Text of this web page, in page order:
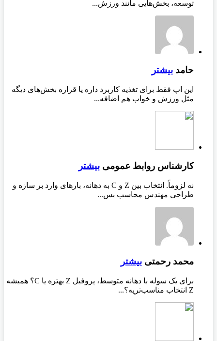
توسعه، بخش‌هایی مانند ورزش...
حامد بیشتر
این اپ فقط برای تغذیه کاربرد داره یا قراره بخش‌های دیگه
مثل ورزش و خواب هم اضافه...
کارشناس روابط عمومی بیشتر
نه لزوماً. انتخاب بین Z و C به دهانه، بارهای وارد بر سازه و
طراحی مهندس محاسب بس...
محمد رحمتی بیشتر
برای یک سوله با دهانه متوسط، پروفیل Z بهتره یا C؟ همیشه
Z انتخاب مناسب‌تریه؟...